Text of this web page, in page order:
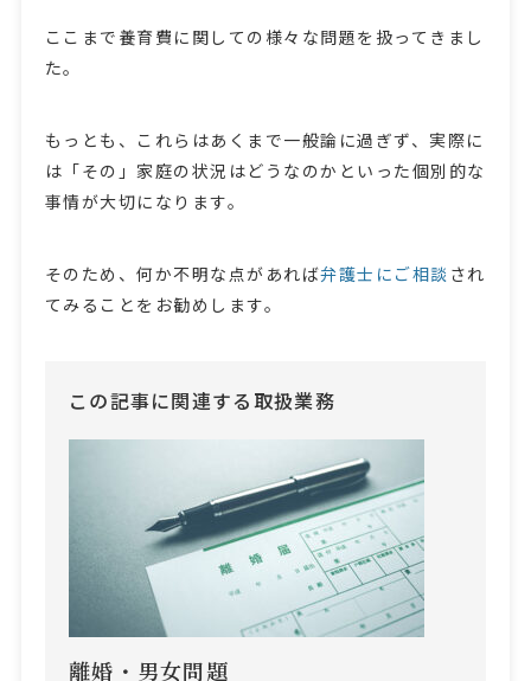
ここまで養育費に関しての様々な問題を扱ってきまし
た。
もっとも、これらはあくまで一般論に過ぎず、実際に
は「その」家庭の状況はどうなのかといった個別的な
事情が大切になります。
そのため、何か不明な点があれば弁護士にご相談 され
てみることをお勧めします。
この記事に関連する取扱業務
離婚・男女問題